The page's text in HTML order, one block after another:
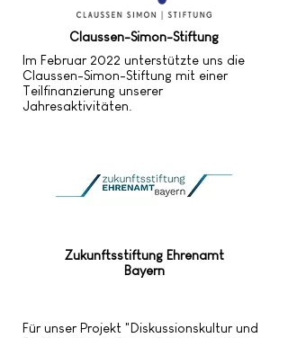
Claussen-Simon-Stiftung
Im Februar 2022 unterstützte uns die
Claussen-Simon-Stiftung mit einer
Teilfinanzierung unserer
Jahresaktivitäten.
Zukunftsstiftung Ehrenamt
Bayern
Für unser Projekt "Diskussionskultur und